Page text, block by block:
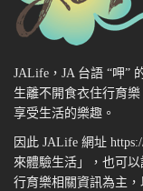
JALife，JA 台語 “呷”
生離不開食衣住行育
享受生活的樂趣。
因此 JALife 網址
來體驗生活」，也可
行育樂相關資訊為主